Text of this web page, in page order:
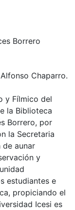
Borrero
Chaparro.
y Fílmico del
la Biblioteca
Borrero, por
la Secretaria
aunar
y
estudiantes e
propiciando el
Icesi es